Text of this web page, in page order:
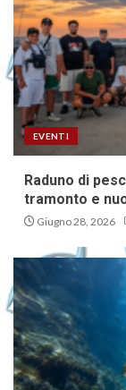
EVENTI
Raduno di
tramonto e
Giugno 28, 2026